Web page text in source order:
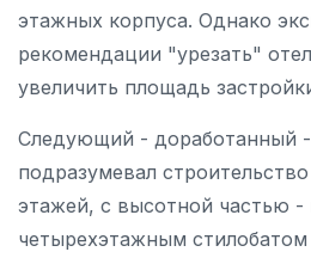
этажных корпуса. Однако
рекомендации "урезать"
увеличить площадь
Следующий - доработанный -
подразумевал
этажей, с высотной частью -
четырехэтажным